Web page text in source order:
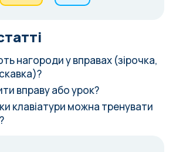
нагороди у вправах (зірочка,
вправу або урок?
клавіатури можна тренувати